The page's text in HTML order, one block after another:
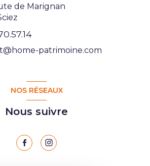
de Marignan
patrimoine.com
NOS RÉSEAUX
Nous suivre